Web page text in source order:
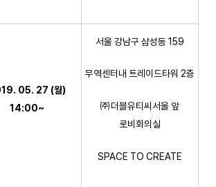
05. 27 (월)
14:00~
서울 강남구 삼성동 159
무역센터내 트레이드타워 2층
㈜더블유티씨서울 앞
로비회의실
SPACE TO CREATE